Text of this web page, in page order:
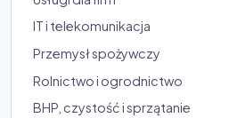
IT i telekomunikacja
Przemysł spożywczy
Rolnictwo i ogrodnictwo
BHP, czystość i sprzątanie